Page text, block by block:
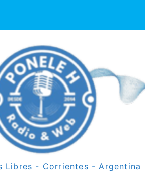
Libres - Corrientes - Argentina